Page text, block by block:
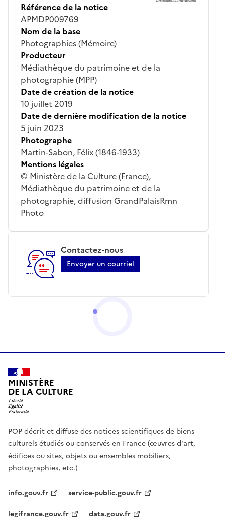
Référence de la notice
APMDP009769
Nom de la base
Photographies (Mémoire)
Producteur
Médiathèque du patrimoine et de la
photographie (MPP)
Date de création de la notice
10 juillet 2019
Date de dernière modification de la notice
5 juin 2023
Photographe
Martin-Sabon, Félix (1846-1933)
Mentions légales
© Ministère de la Culture (France),
Médiathèque du patrimoine et de la
photographie, diffusion GrandPalaisRmn
Photo
Contactez-nous
Envoyer un courriel
MINISTÈRE
DE LA CULTURE
POP décrit et diffuse des notices scientifiques de biens
culturels étudiés ou conservés en France (œuvres d'art,
édifices ou sites, objets ou ensembles mobiliers,
photographies, etc.)
info.gouv.fr
service-public.gouv.fr
legifrance.gouv.fr
data.gouv.fr